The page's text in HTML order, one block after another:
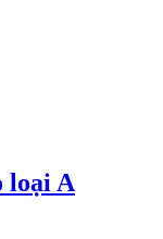
loại A